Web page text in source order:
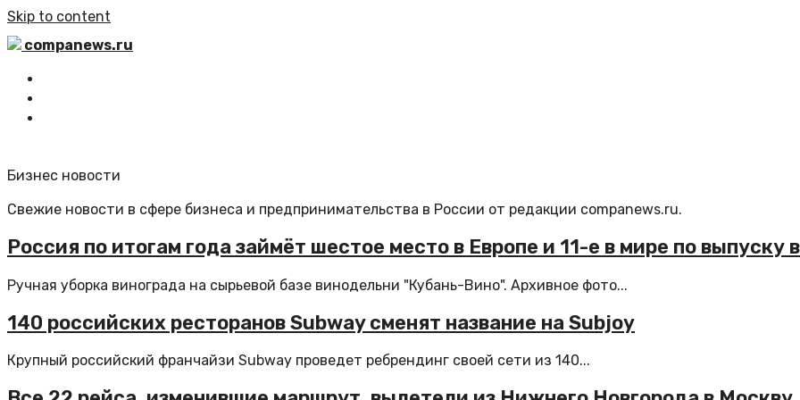
Skip to content
companews.ru
Бизнес новости
Свежие новости в сфере бизнеса и предпринимательства в России от редакции companews.ru.
Россия по итогам года займёт шестое место в Европе и 11-е в мире по выпуску
Ручная уборка винограда на сырьевой базе винодельни "Кубань-Вино". Архивное фото...
140 российских ресторанов Subway сменят название на Subjoy
Крупный российский франчайзи Subway проведет ребрендинг своей сети из 140...